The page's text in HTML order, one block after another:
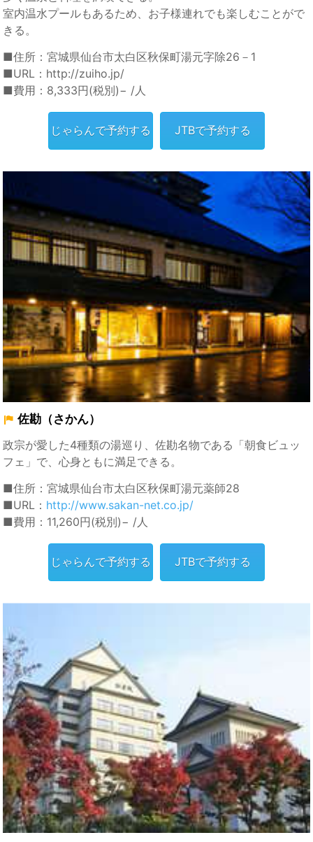
室内温水プールもあるため、お子様連れでも楽しむことがで
きる。
■住所：宮城県仙台市太白区秋保町湯元字除26－1
■URL：http://zuiho.jp/
■費用：8,333円(税別)− /人
じゃらんで予約する JTBで予約する
佐勘（さかん）
政宗が愛した4種類の湯巡り、佐勘名物である「朝食ビュッ
フェ」で、心身ともに満足できる。
■住所：宮城県仙台市太白区秋保町湯元薬師28
■URL： http://www.sakan-net.co.jp/
■費用：11,260円(税別)− /人
じゃらんで予約する JTBで予約する